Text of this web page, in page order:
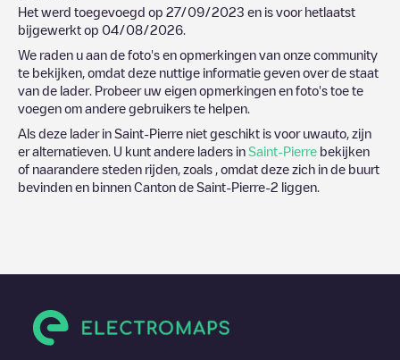
Het werd toegevoegd op 27/09/2023 en is voor hetlaatst
bijgewerkt op 04/08/2026
We raden u aan de foto's en opmerkingen van onze community
te bekijken, omdat deze nuttige informatie geven over de staat
van de lader. Probeer uw eigen opmerkingen en foto's toe te
voegen om andere gebruikers te helpen.
Als deze lader in Saint-Pierre niet geschikt is voor uwauto, zijn
er alternatieven. U kunt andere laders in Saint-Pierre bekijken
of naarandere steden rijden, zoals , omdat deze zich in de buurt
bevinden en binnen Canton de Saint-Pierre-2 liggen.